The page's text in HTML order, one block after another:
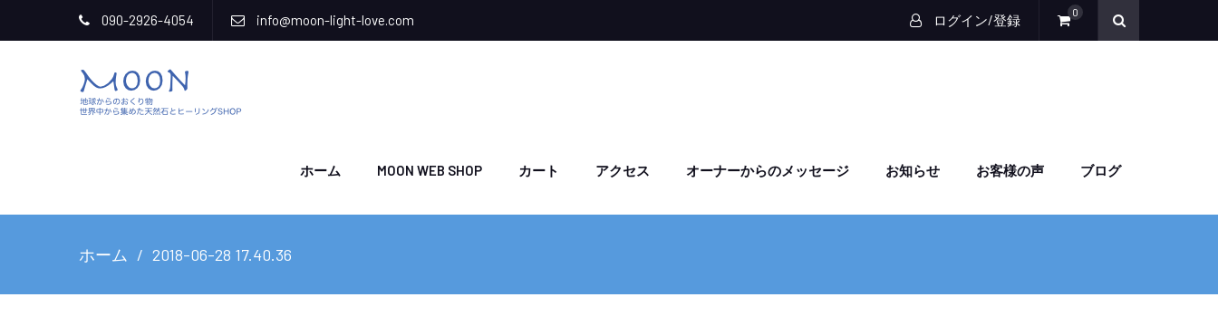
090-2926-4054 info@moon-light-love.com ログイン/登録 0
ホーム MOON WEB SHOP カート アクセス オーナーからのメッセージ お知らせ お客様の声 ブログ
ホーム 2018-06-28 17.40.36